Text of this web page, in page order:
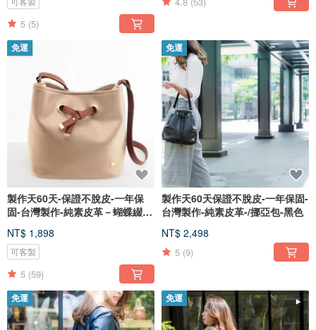
5 (5)
免運
製作天60天-保證不脫皮-一年保
固-台灣製作-純素皮革－蝴蝶綴飾
NT$ 1,898
可客製
5 (59)
免運
製作天60天保證不脫皮-一年保固-
台灣製作-純素皮革-/挪亞包-黑色
NT$ 2,498
5 (9)
免運 免運